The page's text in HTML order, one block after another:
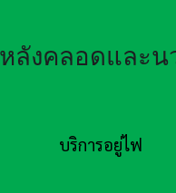
ลังคลอดและ
บริการอยู่ไฟ